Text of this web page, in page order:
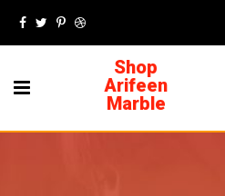
Shop
Arifeen
Marble